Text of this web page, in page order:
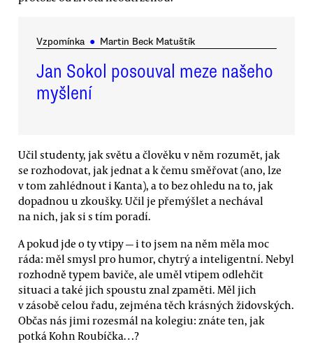
Vzpomínka ● Martin Beck Matuštík
Jan Sokol posouval meze našeho
myšlení
Učil studenty, jak světu a člověku v něm rozumět, jak
se rozhodovat, jak jednat a k čemu směřovat (ano, lze
v tom zahlédnout i Kanta), a to bez ohledu na to, jak
dopadnou u zkoušky. Učil je přemýšlet a nechával
na nich, jak si s tím poradí.
A pokud jde o ty vtipy — i to jsem na něm měla moc
ráda: měl smysl pro humor, chytrý a inteligentní. Nebyl
rozhodně typem baviče, ale uměl vtipem odlehčit
situaci a také jich spoustu znal zpaměti. Měl jich
v zásobě celou řadu, zejména těch krásných židovských.
Občas nás jimi rozesmál na kolegiu: znáte ten, jak
potká Kohn Roubíčka…?